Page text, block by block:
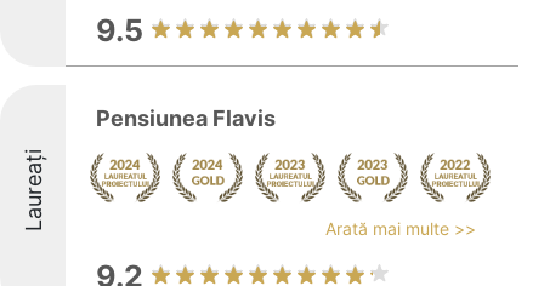
9.5
Laureați
Pensiunea Flavis
Arată mai multe >>
9.2